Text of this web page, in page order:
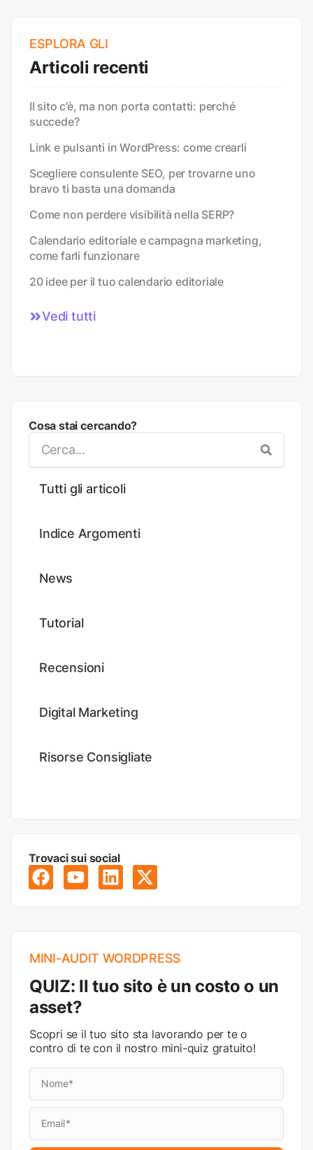
ESPLORA GLI
Articoli recenti
Il sito c’è, ma non porta contatti: perché
succede?
Link e pulsanti in WordPress: come crearli
Scegliere consulente SEO, per trovarne uno
bravo ti basta una domanda
Come non perdere visibilità nella SERP?
Calendario editoriale e campagna marketing,
come farli funzionare
20 idee per il tuo calendario editoriale
Vedi tutti
Cosa stai cercando?
Tutti gli articoli
Indice Argomenti
News
Tutorial
Recensioni
Digital Marketing
Risorse Consigliate
Trovaci sui social
MINI-AUDIT WORDPRESS
QUIZ: Il tuo sito è un costo o un
asset?
Scopri se il tuo sito sta lavorando per te o
contro di te con il nostro mini-quiz gratuito!